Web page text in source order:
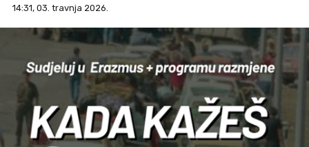
14:31, 03. travnja 2026.